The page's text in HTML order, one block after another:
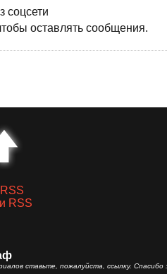
соцсети
оставлять сообщения.
RSS
ставьте, пожалуйста, ссылку. Спасибо